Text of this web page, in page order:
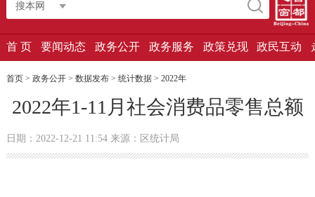
搜本网
首 页 要闻动态 政务公开 政务服务 政策兑现 政民互动
首页> 政务公开> 数据发布> 统计数据> 2022年
2022年1-11月社会消费品零售总额
日期：2022-12-21 11:54 来源：区统计局